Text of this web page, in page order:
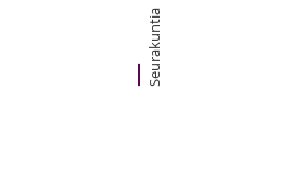
Seurakuntia